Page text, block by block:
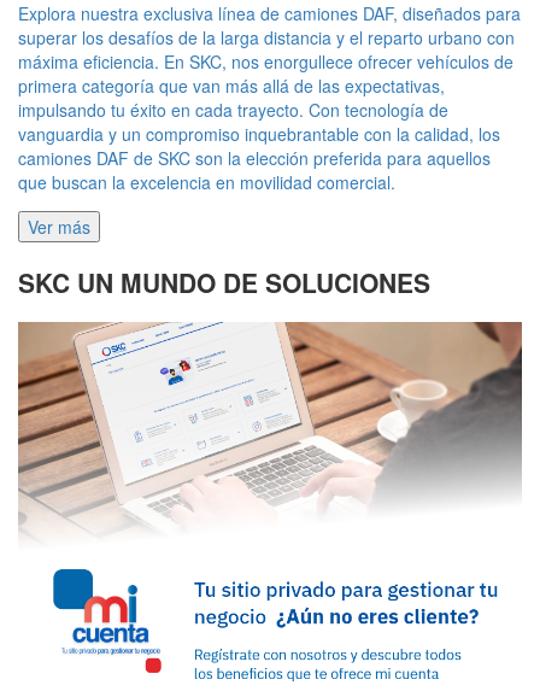
Explora nuestra exclusiva línea de camiones DAF, diseñados para
superar los desafíos de la larga distancia y el reparto urbano con
máxima eficiencia. En SKC, nos enorgullece ofrecer vehículos de
primera categoría que van más allá de las expectativas,
impulsando tu éxito en cada trayecto. Con tecnología de
vanguardia y un compromiso inquebrantable con la calidad, los
camiones DAF de SKC son la elección preferida para aquellos
que buscan la excelencia en movilidad comercial.
Ver más
SKC UN MUNDO DE SOLUCIONES